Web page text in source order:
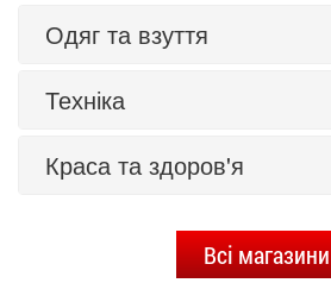
Одяг та взуття
Техніка
Краса та здоров'я
Всі магазини